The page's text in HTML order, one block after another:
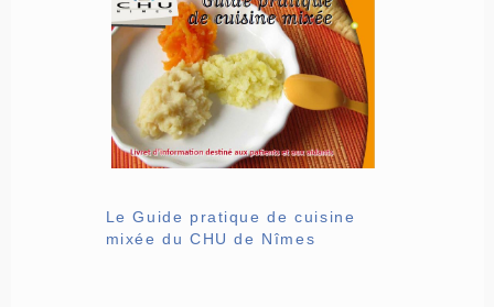
Le Guide pratique de cuisine
mixée du CHU de Nîmes